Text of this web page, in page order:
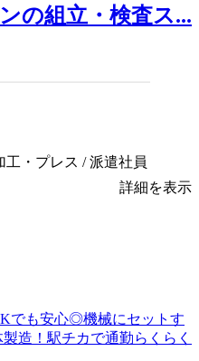
の組立・検査ス...
・プレス / 派遣社員
詳細を表示